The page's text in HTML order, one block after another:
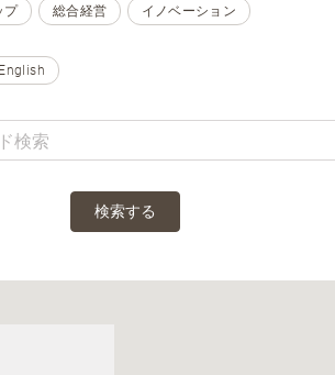
プ 総合経営 イノベーション
English
検索する